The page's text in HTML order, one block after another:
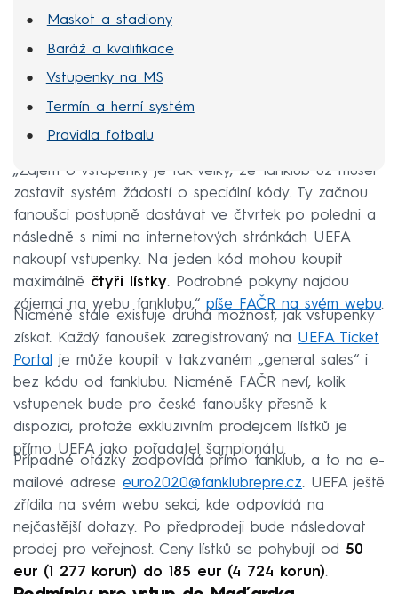
Maskot a stadiony
Baráž a kvalifikace
Vstupenky na MS
Termín a herní systém
Pravidla fotbalu
„Zájem o vstupenky je tak velký, že fanklub už musel
zastavit systém žádostí o speciální kódy. Ty začnou
fanoušci postupně dostávat ve čtvrtek po poledni a
následně s nimi na internetových stránkách UEFA
nakoupí vstupenky. Na jeden kód mohou koupit
maximálně čtyři lístky. Podrobné pokyny najdou
zájemci na webu fanklubu,“ píše FAČR na svém webu.
Nicméně stále existuje druhá možnost, jak vstupenky
získat. Každý fanoušek zaregistrovaný na UEFA Ticket
Portal
je může koupit v takzvaném „general sales“ i
bez kódu od fanklubu. Nicméně FAČR neví, kolik
vstupenek bude pro české fanoušky přesně k
dispozici, protože exkluzivním prodejcem lístků je
přímo UEFA jako pořadatel šampionátu.
Případné otázky zodpovídá přímo fanklub, a to na e-
mailové adrese euro2020@fanklubrepre.cz. UEFA ještě
zřídila na svém webu sekci, kde odpovídá na
nejčastější dotazy. Po předprodeji bude následovat
prodej pro veřejnost. Ceny lístků se pohybují od 50
eur (1 277 korun) do 185 eur (4 724 korun).